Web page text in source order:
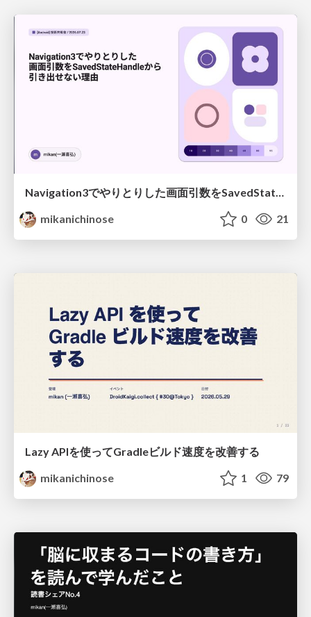
Navigation3でやりとりした画面引数をSavedStateHandleから引き出せない理由
mikanichinose
0 21
Lazy APIを使ってGradleビルド速度を改善する
mikanichinose
1 79